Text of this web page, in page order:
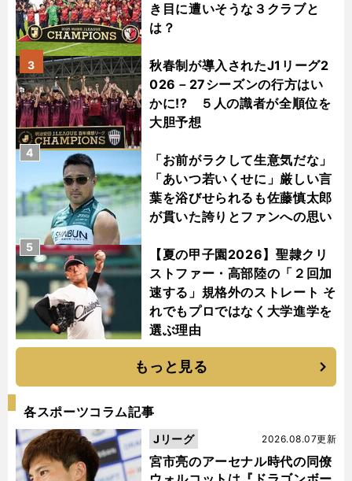
き目に遭いそうな３クラブと
は？
秋春制が導入されたJ1リーグ2
026－27シーズンの行方はい
かに!? ５人の識者が全順位を
大胆予想
3
「お前がラクして生意気だな」
「あいつ若いくせに」厳しい言
葉を浴びせられるも佐藤慎太郎
が貫いた誇りとファンへの思い
4
【夏の甲子園2026】聖隷クリ
ストファー・高部陸の「２回加
速する」規格外のストレート そ
れでもプロではなく大学進学を
選ぶ理由
5
もっと見る
各スポーツコラム記事
宮市亮のアーセナル時代の同僚
2026.08.07更新
Jリーグ